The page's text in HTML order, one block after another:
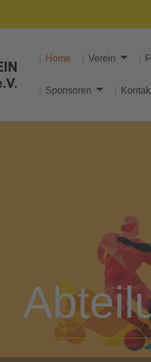
Home Verein
Sponsoren